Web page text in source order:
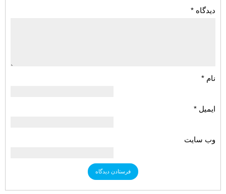
دیدگاه *
نام *
ایمیل *
وب‌ سایت